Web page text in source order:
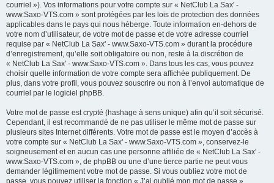
courriel »). Vos informations pour votre compte sur « NetClub La Sax' -
www.Saxo-VTS.com » sont protégées par les lois de protection des données
applicables dans le pays qui nous héberge. Toute information en-dehors de
votre nom d’utilisateur, de votre mot de passe et de votre adresse courriel
requise par « NetClub La Sax' - www.Saxo-VTS.com » durant la procédure
d’enregistrement, qu’elle soit obligatoire ou non, reste à la discrétion de
« NetClub La Sax' - www.Saxo-VTS.com ». Dans tous les cas, vous pouvez
choisir quelle information de votre compte sera affichée publiquement. De
plus, dans votre profil, vous pouvez souscrire ou non à l’envoi automatique de
courriel par le logiciel phpBB.
Votre mot de passe est crypté (hashage à sens unique) afin qu’il soit sécurisé.
Cependant, il est recommandé de ne pas utiliser le même mot de passe sur
plusieurs sites Internet différents. Votre mot de passe est le moyen d’accès à
votre compte sur « NetClub La Sax' - www.Saxo-VTS.com », conservez-le
soigneusement et en aucun cas une personne affiliée de « NetClub La Sax' -
www.Saxo-VTS.com », de phpBB ou une d’une tierce partie ne peut vous
demander légitimement votre mot de passe. Si vous oubliez votre mot de
passe, vous pouvez utiliser la fonction « J’ai oublié mon mot de passe »